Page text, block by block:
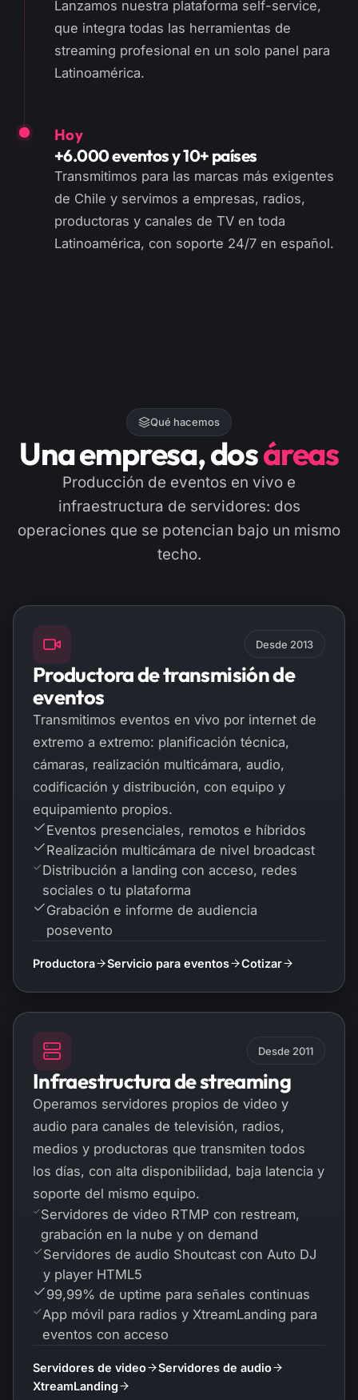
Lanzamos nuestra plataforma self-service,
que integra todas las herramientas de
streaming profesional en un solo panel para
Latinoamérica.
Hoy
+6.000 eventos y 10+ países
Transmitimos para las marcas más exigentes
de Chile y servimos a empresas, radios,
productoras y canales de TV en toda
Latinoamérica, con soporte 24/7 en español.
Qué hacemos
Una empresa, dosáreas
Producción de eventos en vivo e
infraestructura de servidores: dos
operaciones que se potencian bajo un mismo
techo.
Desde 2013
Productora de transmisión de
eventos
Transmitimos eventos en vivo por internet de
extremo a extremo: planificación técnica,
cámaras, realización multicámara, audio,
codificación y distribución, con equipo y
equipamiento propios.
Eventos presenciales, remotos e híbridos
Realización multicámara de nivel broadcast
Distribución a landing con acceso, redes
sociales o tu plataforma
Grabación e informe de audiencia
posevento
Productora Servicio para eventos Cotizar
Desde 2011
Infraestructura de streaming
Operamos servidores propios de video y
audio para canales de televisión, radios,
medios y productoras que transmiten todos
los días, con alta disponibilidad, baja latencia y
soporte del mismo equipo.
Servidores de video RTMP con restream,
grabación en la nube y on demand
Servidores de audio Shoutcast con Auto DJ
y player HTML5
99,99% de uptime para señales continuas
App móvil para radios y XtreamLanding para
eventos con acceso
Servidores de video
Servidores de audio
XtreamLanding